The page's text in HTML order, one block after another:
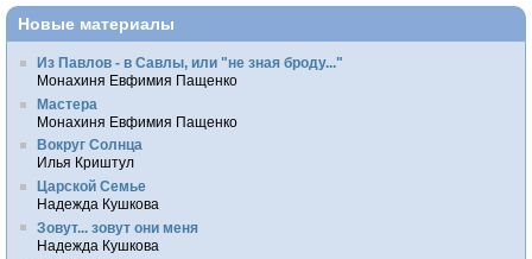
Новые материалы
Из Павлов - в Савлы, или "не зная броду..."
Монахиня Евфимия Пащенко
Мастера
Монахиня Евфимия Пащенко
Вокруг Солнца
Илья Криштул
Царской Семье
Надежда Кушкова
Зовут... зовут они меня
Надежда Кушкова